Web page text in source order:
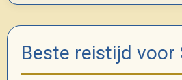
Beste reistijd voor